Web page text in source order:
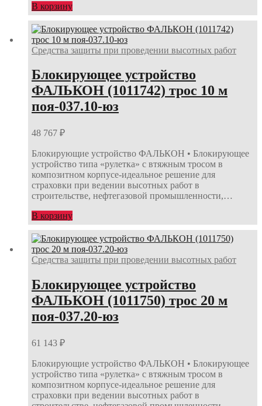
В корзину
Средства защиты при проведении высотных работ
Блокирующее устройство
ФАЛЬКОН (1011742) трос 10 м
поя-037.10-юз
48 767 ₽
Блокирующие устройство ФАЛЬКОН • Блокирующее
устройство типа «рулетка» с втяжным тросом в
композитном корпусе-идеальное решение для
страховки при ведении высотных работ в
строительстве, нефтегазовой промышленности,…
В корзину
Средства защиты при проведении высотных работ
Блокирующее устройство
ФАЛЬКОН (1011750) трос 20 м
поя-037.20-юз
61 143 ₽
Блокирующие устройство ФАЛЬКОН • Блокирующее
устройство типа «рулетка» с втяжным тросом в
композитном корпусе-идеальное решение для
страховки при ведении высотных работ в